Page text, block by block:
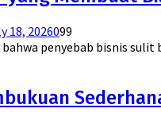
18, 2026099
penyebab bisnis